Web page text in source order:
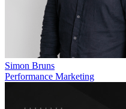
Simon Bruns
Performance Marketing